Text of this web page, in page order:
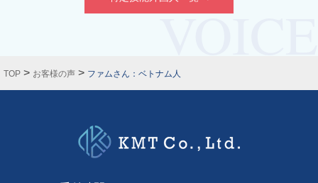
TOP > お客様の声 > ファムさん：ベトナム人